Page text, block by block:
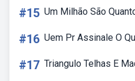
#15 Um Milhão São
#16 Uem Pr Assinale O
#17 Triangulo Telhas E